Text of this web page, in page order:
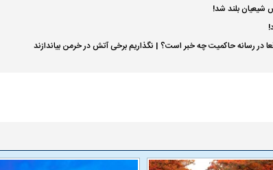
شیعیان بلند شد!
در رسانه حاکمیت چه خبر است؟ | نگذاریم برخی آتش در خرمن بیاندازند